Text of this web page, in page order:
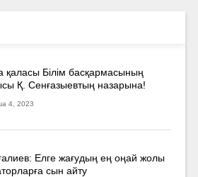
қаласы Білім басқармасының
Қ. Сенғазыевтың назарына!
4, 2023
Елге жағудың ең оңай жолы
сын айту